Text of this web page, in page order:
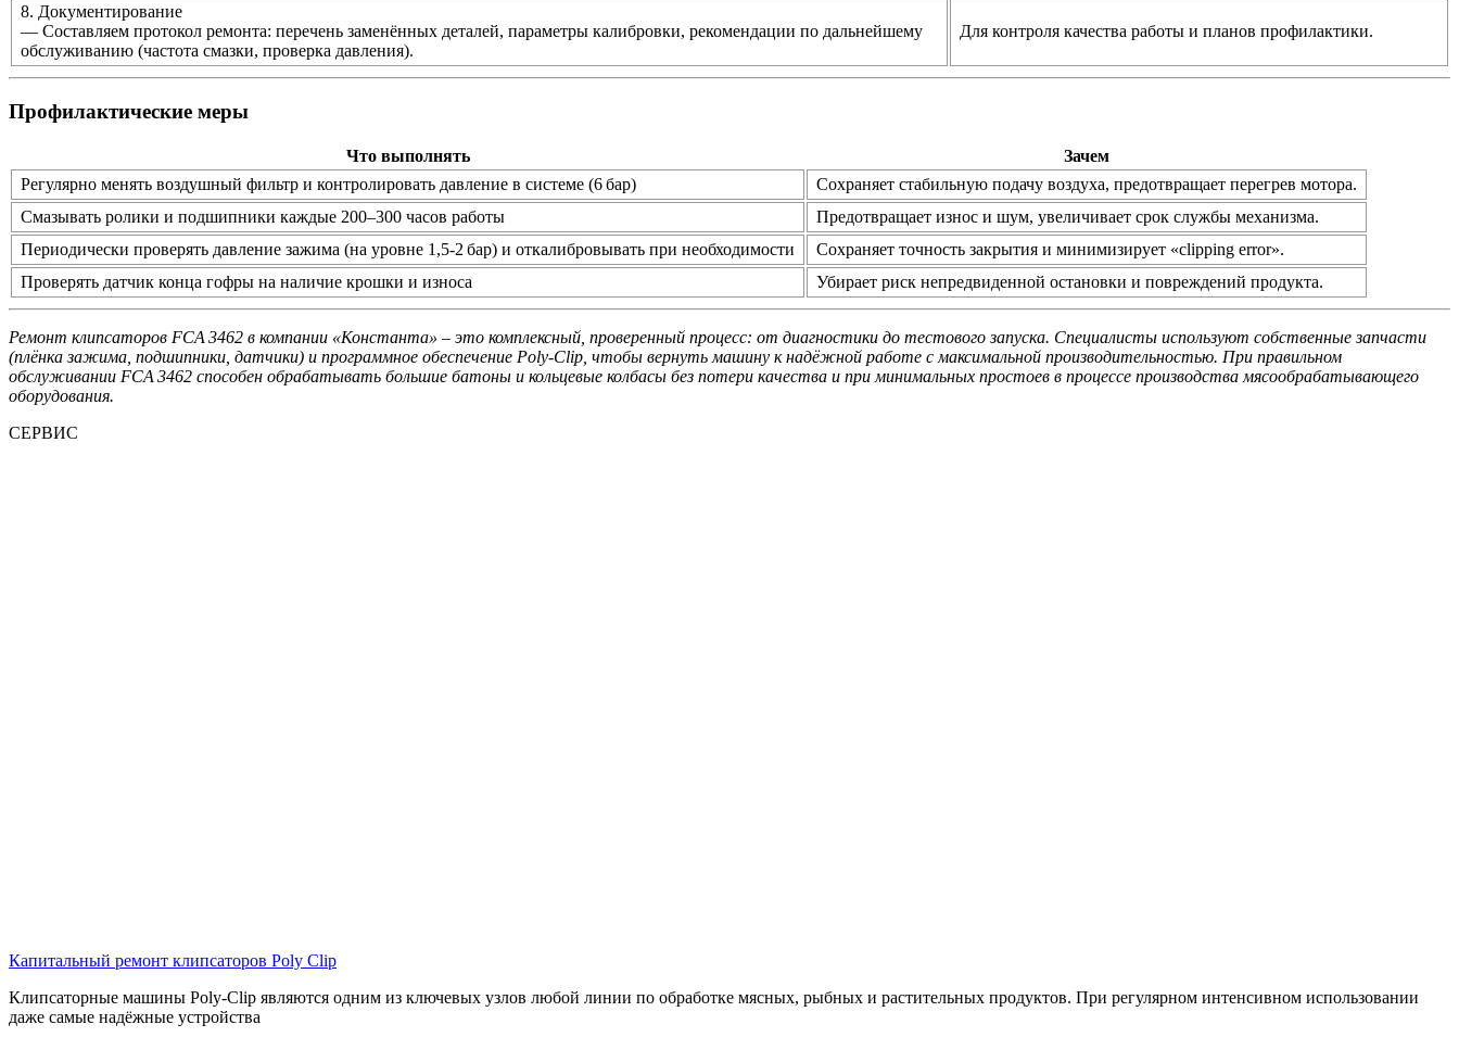
8. Документирование
— Составляем протокол ремонта: перечень заменённых деталей, параметры калибровки, рекомендации по дальнейшему
обслуживанию (частота смазки, проверка давления).
Для контроля качества работы и планов профилактики.
Профилактические меры
Что выполнять
Зачем
Регулярно менять воздушный фильтр и контролировать давление в системе (6 бар)
Сохраняет стабильную подачу воздуха, предотвращает перегрев мотора.
Смазывать ролики и подшипники каждые 200–300 часов работы
Предотвращает износ и шум, увеличивает срок службы механизма.
Периодически проверять давление зажима (на уровне 1,5‑2 бар) и откалибровывать при необходимости
Сохраняет точность закрытия и минимизирует «clipping error».
Проверять датчик конца гофры на наличие крошки и износа
Убирает риск непредвиденной остановки и повреждений продукта.
Ремонт клипсаторов FCA 3462 в компании «Константа» – это комплексный, проверенный процесс: от диагностики до тестового запуска. Специалисты используют собственные запчасти
(плёнка зажима, подшипники, датчики) и программное обеспечение Poly‑Clip, чтобы вернуть машину к надёжной работе с максимальной производительностью. При правильном
обслуживании FCA 3462 способен обрабатывать большие батоны и кольцевые колбасы без потери качества и при минимальных простоев в процессе производства мясообрабатывающего
оборудования.
СЕРВИС
Капитальный ремонт клипсаторов Poly Clip
Клипсаторные машины Poly‑Clip являются одним из ключевых узлов любой линии по обработке мясных, рыбных и растительных продуктов. При регулярном интенсивном использовании
даже самые надёжные устройства